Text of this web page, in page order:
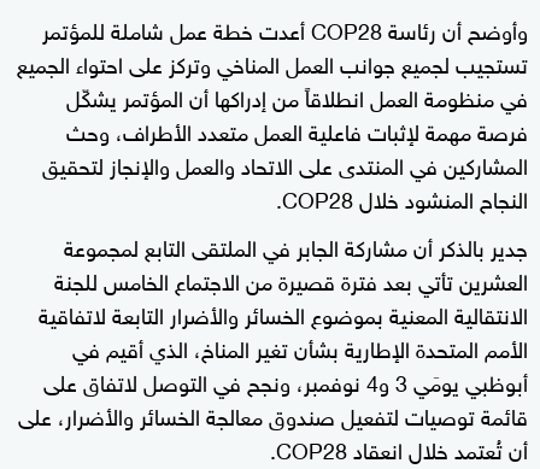
وأوضح أن رئاسة COP28 أعدت خطة عمل شاملة للمؤتمر
تستجيب لجميع جوانب العمل المناخي وتركز على احتواء الجميع
في منظومة العمل انطلاقاً من إدراكها أن المؤتمر يشكّل
فرصة مهمة لإثبات فاعلية العمل متعدد الأطراف، وحث
المشاركين في المنتدى على الاتحاد والعمل والإنجاز لتحقيق
النجاح المنشود خلال COP28.
جدير بالذكر أن مشاركة الجابر في الملتقى التابع لمجموعة
العشرين تأتي بعد فترة قصيرة من الاجتماع الخامس للجنة
الانتقالية المعنية بموضوع الخسائر والأضرار التابعة لاتفاقية
الأمم المتحدة الإطارية بشأن تغير المناخ، الذي أقيم في
أبوظبي يومَي 3 و4 نوفمبر، ونجح في التوصل لاتفاق على
قائمة توصيات لتفعيل صندوق معالجة الخسائر والأضرار، على
أن تُعتمد خلال انعقاد COP28.